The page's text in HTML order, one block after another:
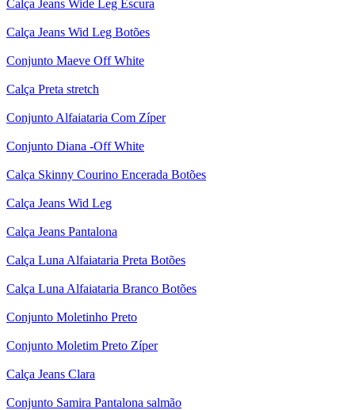
Calça Jeans Wide Leg Escura
Calça Jeans Wid Leg Botões
Conjunto Maeve Off White
Calça Preta stretch
Conjunto Alfaiataria Com Zíper
Conjunto Diana -Off White
Calça Skinny Courino Encerada Botões
Calça Jeans Wid Leg
Calça Jeans Pantalona
Calça Luna Alfaiataria Preta Botões
Calça Luna Alfaiataria Branco Botões
Conjunto Moletinho Preto
Conjunto Moletim Preto Zíper
Calça Jeans Clara
Conjunto Samira Pantalona salmão